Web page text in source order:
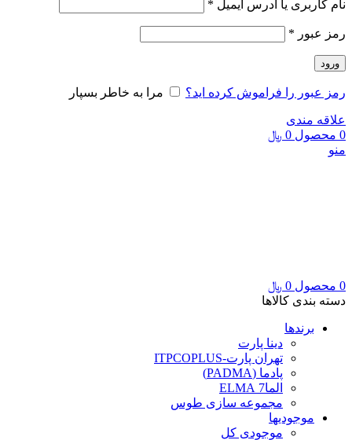
نام کاربری یا آدرس ایمیل *
رمز عبور *
ورود
رمز عبور را فراموش کرده اید؟ مرا به خاطر بسپار
علاقه مندی
0 محصول 0 ﷼
منو
0 محصول 0 ﷼
دسته بندی کالاها
برندها
دینا پارت
تهران پارت-ITPCOPLUS
پادما (PADMA)
الما7 ELMA
مجموعه سازی طوس
موجودیها
موجودی کل